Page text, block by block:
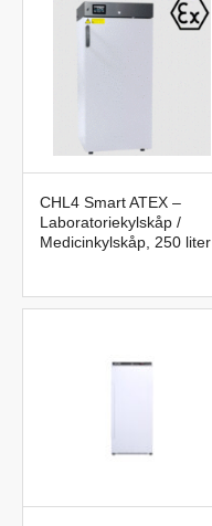
CHL4 Smart ATEX –
Laboratoriekylskåp /
Medicinkylskåp, 250 liter